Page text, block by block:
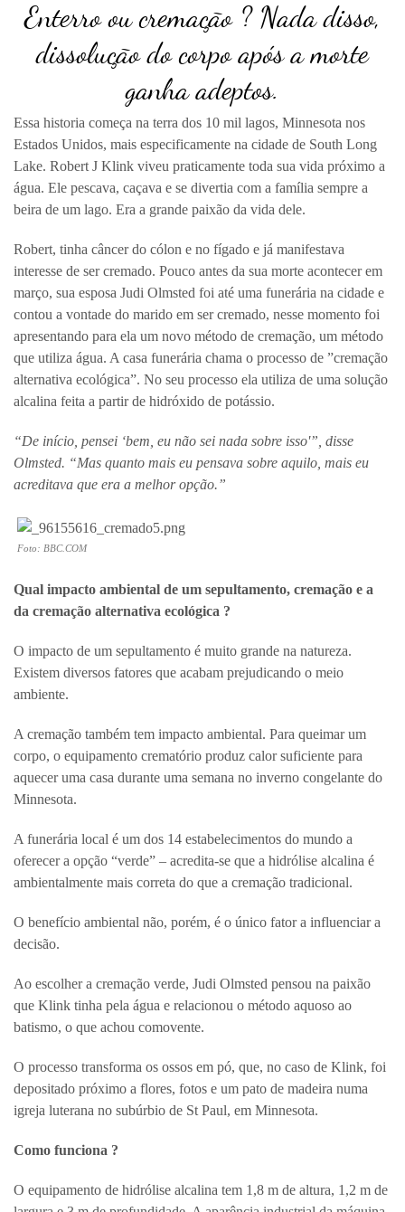
Enterro ou cremação ? Nada disso,
dissolução do corpo após a morte
ganha adeptos.
Essa historia começa na terra dos 10 mil lagos, Minnesota nos
Estados Unidos, mais especificamente na cidade de South Long
Lake. Robert J Klink viveu praticamente toda sua vida próximo a
água. Ele pescava, caçava e se divertia com a família sempre a
beira de um lago. Era a grande paixão da vida dele.
Robert, tinha câncer do cólon e no fígado e já manifestava
interesse de ser cremado. Pouco antes da sua morte acontecer em
março, sua esposa Judi Olmsted foi até uma funerária na cidade e
contou a vontade do marido em ser cremado, nesse momento foi
apresentando para ela um novo método de cremação, um método
que utiliza água. A casa funerária chama o processo de ”cremação
alternativa ecológica”. No seu processo ela utiliza de uma solução
alcalina feita a partir de hidróxido de potássio.
“De início, pensei ‘bem, eu não sei nada sobre isso'”, disse
Olmsted. “Mas quanto mais eu pensava sobre aquilo, mais eu
acreditava que era a melhor opção.”
Foto: BBC.COM
Qual impacto ambiental de um sepultamento, cremação e a
da cremação alternativa ecológica ?
O impacto de um sepultamento é muito grande na natureza.
Existem diversos fatores que acabam prejudicando o meio
ambiente.
A cremação também tem impacto ambiental. Para queimar um
corpo, o equipamento crematório produz calor suficiente para
aquecer uma casa durante uma semana no inverno congelante do
Minnesota.
A funerária local é um dos 14 estabelecimentos do mundo a
oferecer a opção “verde” – acredita-se que a hidrólise alcalina é
ambientalmente mais correta do que a cremação tradicional.
O benefício ambiental não, porém, é o único fator a influenciar a
decisão.
Ao escolher a cremação verde, Judi Olmsted pensou na paixão
que Klink tinha pela água e relacionou o método aquoso ao
batismo, o que achou comovente.
O processo transforma os ossos em pó, que, no caso de Klink, foi
depositado próximo a flores, fotos e um pato de madeira numa
igreja luterana no subúrbio de St Paul, em Minnesota.
Como funciona ?
O equipamento de hidrólise alcalina tem 1,8 m de altura, 1,2 m de